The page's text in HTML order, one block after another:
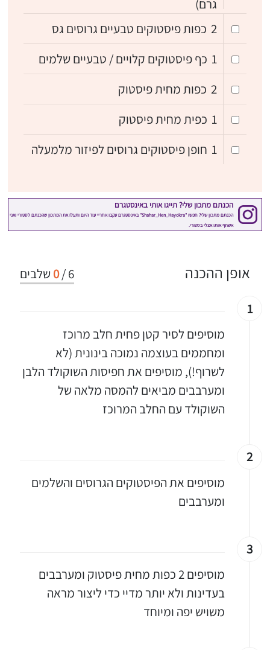
גרם)
2 כפות פיסטוקים טבעיים גרוסים גס
1 כף פיסטוקים קלויים / טבעיים שלמים
2 כפות מחית פיסטוק
1 כפית מחית פיסטוק
1 חופן פיסטוקים גרוסים לפיזור מלמעלה
6
/
0 שלבים אופן ההכנה
1
מוסיפים לסיר קטן פחית חלב מרוכז
ומחממים בעוצמה נמוכה בינונית (לא
לשרוף!), מוסיפים את חפיסות השוקולד הלבן
ומערבבים מביאים להמסה מלאה של
השוקולד עם החלב המרוכז
2
מוסיפים את הפיסטוקים הגרוסים והשלמים
ומערבבים
3
מוסיפים 2 כפות מחית פיסטוק ומערבבים
בעדינות ולא יותר מדיי כדי ליצור מראה
משויש יפה ומיוחד